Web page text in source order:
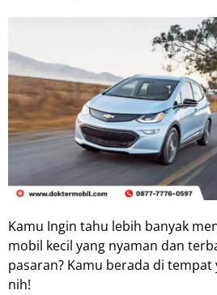
Kamu Ingin tahu lebih banyak
mobil kecil yang nyaman dan
pasaran? Kamu berada di tempat
nih!